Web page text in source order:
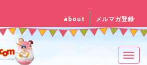
about メルマガ登録